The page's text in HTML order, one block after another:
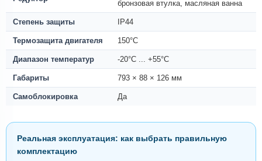
бронзовая втулка, масляная ванна
Степень защиты IP44
Термозащита двигателя 150°C
Диапазон температур -20°C ... +55°C
Габариты 793 × 88 × 126 мм
Самоблокировка Да
Реальная эксплуатация: как выбрать правильную
комплектацию